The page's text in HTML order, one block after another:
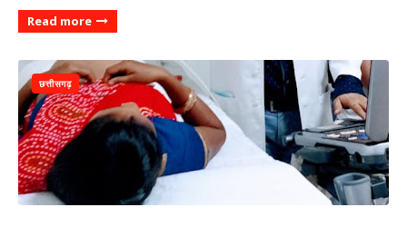
Read more
छत्तीसगढ़